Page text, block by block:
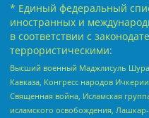
* Единый федеральный
иностранных и
в соответствии с
террористическими:
Высший военный Маджлисуль
Кавказа, Конгресс народов
Священная война, Исламская
исламского освобождения,